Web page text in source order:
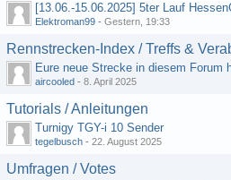
Elektroman99 - Gestern, 19:33
Rennstrecken-Index / Treffs &
Eure neue Strecke in diesem Forum
aircooled - 8. April 2025
Tutorials / Anleitungen
Turnigy TGY-i 10 Sender
tegelbusch - 22. August 2025
Umfragen / Votes